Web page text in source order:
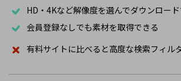
HD・4Kなど解像度を選んでダウンロー
会員登録なしでも素材を取得できる
有料サイトに比べると高度な検索フィル